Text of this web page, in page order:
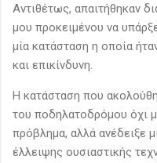
Αντιθέτως, απαιτήθηκαν
μου προκειμένου να
μία κατάσταση η οποία
και επικίνδυνη.
Η κατάσταση που
του ποδηλατοδρόμου όχι
πρόβλημα, αλλά ανέδειξε
έλλειψης ουσιαστικής